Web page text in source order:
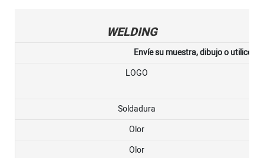
WELDING
Envíe su muestra, dibujo o utilice
LOGO
Soldadura
Olor
Olor